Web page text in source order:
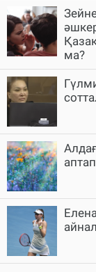
ма?